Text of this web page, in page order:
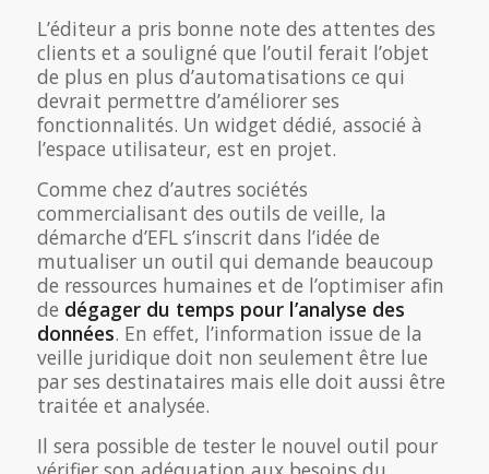
L’éditeur a pris bonne note des attentes des
clients et a souligné que l’outil ferait l’objet
de plus en plus d’automatisations ce qui
devrait permettre d’améliorer ses
fonctionnalités. Un widget dédié, associé à
l’espace utilisateur, est en projet.
Comme chez d’autres sociétés
commercialisant des outils de veille, la
démarche d’EFL s’inscrit dans l’idée de
mutualiser un outil qui demande beaucoup
de ressources humaines et de l’optimiser afin
de dégager du temps pour l’analyse des
données. En effet, l’information issue de la
veille juridique doit non seulement être lue
par ses destinataires mais elle doit aussi être
traitée et analysée.
Il sera possible de tester le nouvel outil pour